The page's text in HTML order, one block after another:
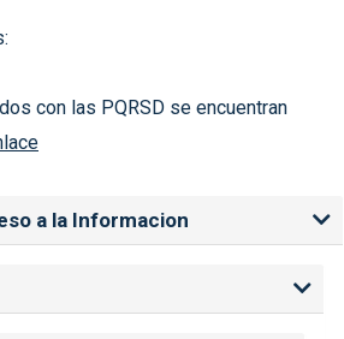
con las PQRSD se encuentran
a la Informacion